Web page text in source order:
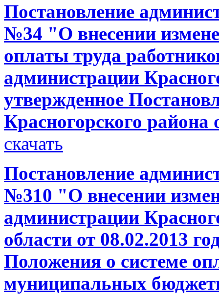
Постановление
№34 "О внесении
оплаты труда
администрации
утвержденное
Красногорского района
скачать
Постановление
№310 "О внесении
администрации
области от 08.02.2013
Положения о системе
муниципальных